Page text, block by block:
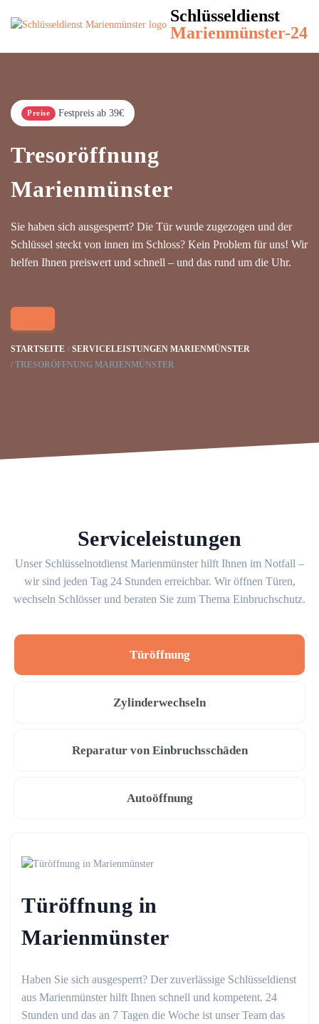
Schlüsseldienst
Marienmünster-24
Preise Festpreis ab 39€
Tresoröffnung
Marienmünster
Sie haben sich ausgesperrt? Die Tür wurde zugezogen und der
Schlüssel steckt von innen im Schloss? Kein Problem für uns! Wir
helfen Ihnen preiswert und schnell – und das rund um die Uhr.
STARTSEITE
SERVICELEISTUNGEN MARIENMÜNSTER
TRESORÖFFNUNG MARIENMÜNSTER
Serviceleistungen
Unser Schlüsselnotdienst Marienmünster hilft Ihnen im Notfall –
wir sind jeden Tag 24 Stunden erreichbar. Wir öffnen Türen,
wechseln Schlösser und beraten Sie zum Thema Einbruchschutz.
Türöffnung
Zylinderwechseln
Reparatur von Einbruchsschäden
Autoöffnung
Türöffnung in
Marienmünster
Haben Sie sich ausgesperrt? Der zuverlässige Schlüsseldienst
aus Marienmünster hilft Ihnen schnell und kompetent. 24
Stunden und das an 7 Tagen die Woche ist unser Team das